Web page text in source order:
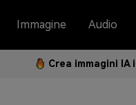
Immagine Audio
Crea immagini